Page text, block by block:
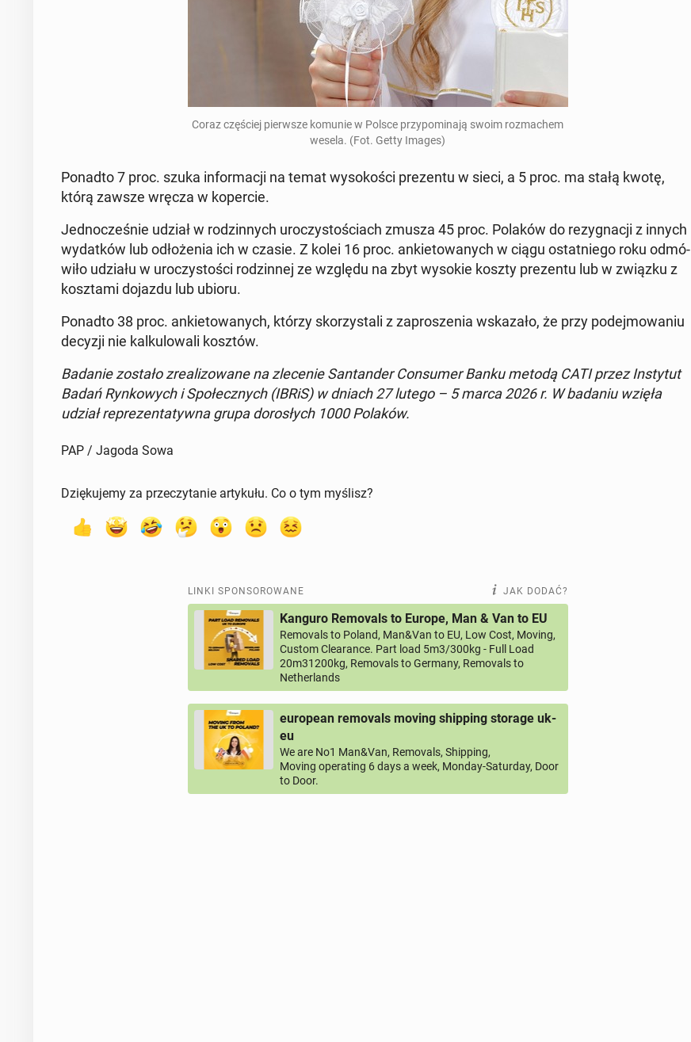
Coraz czę­ściej pierw­sze komunie w Polsce przy­po­mi­na­ją swoim roz­ma­chem
wesela. (Fot. Getty Images)
Ponadto 7 proc. szuka in­for­ma­cji na temat wy­so­ko­ści pre­zen­tu w sieci, a 5 proc. ma stałą kwotę,
którą zawsze wręcza w ko­per­cie.
Jed­no­cze­śnie udział w ro­dzin­nych uro­czy­sto­ściach zmusza 45 proc. Polaków do re­zy­gna­cji z innych
wy­dat­ków lub odło­że­nia ich w czasie. Z kolei 16 proc. an­kie­to­wa­nych w ciągu ostat­nie­go roku od­mó­
wi­ło udziału w uro­czy­sto­ści ro­dzin­nej ze względu na zbyt wysokie koszty pre­zen­tu lub w związku z
kosz­ta­mi dojazdu lub ubioru.
Ponadto 38 proc. an­kie­to­wa­nych, którzy sko­rzy­sta­li z za­pro­sze­nia wska­za­ło, że przy po­dej­mo­wa­niu
decyzji nie kal­ku­lo­wa­li kosztów.
Badanie zostało zre­ali­zo­wa­ne na zle­ce­nie San­tan­der Con­su­mer Banku metodą CATI przez In­sty­tut
Badań Ryn­ko­wych i Spo­łecz­nych (IBRiS) w dniach 27 lutego – 5 marca 2026 r. W badaniu wzięła
udział re­pre­zen­ta­tyw­na grupa do­ro­słych 1000 Polaków.
PAP / Jagoda Sowa
Dziękujemy za przeczytanie artykułu. Co o tym myślisz?
LINKI SPONSOROWANE JAK DODAĆ?
Kanguro Removals to Europe, Man & Van to EU
Removals to Poland, Man&Van to EU, Low Cost, Moving,
Custom Clearance. Part load 5m3/300kg - Full Load
20m31200kg, Removals to Germany, Removals to
Netherlands
european removals moving shipping storage uk-
eu
We are No1 Man&Van, Removals, Shipping,
Moving operating 6 days a week, Monday-Saturday, Door
to Door.